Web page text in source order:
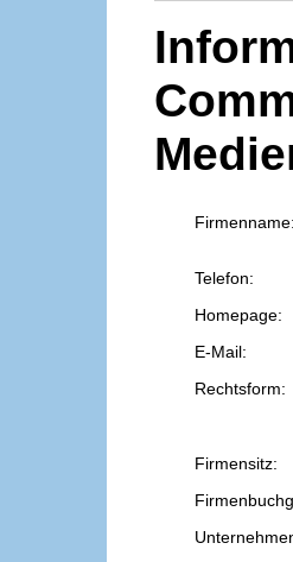
Firmenname:
Telefon:
Homepage:
E-Mail:
Rechtsform:
Firmensitz: